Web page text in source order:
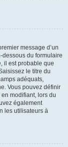
message d’un
dessous du formulaire
il est probable que
le titre du
adéquats,
Vous pouvez définir
modifiant, lors du
également
les utilisateurs à